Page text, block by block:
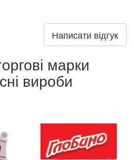
Написати відгук
марки
вироби